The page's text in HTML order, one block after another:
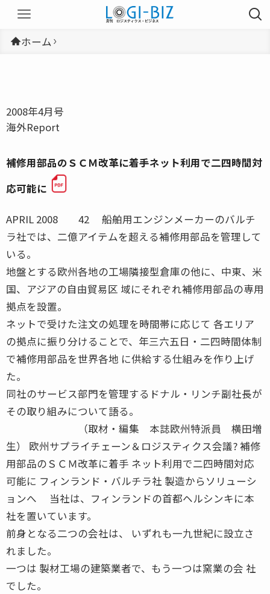
ホーム
2008年4月号
海外Report
補修用部品のＳＣＭ改革に着手ネット利用で二四時間対
応可能に
APRIL 2008 42 船舶用エンジンメーカーのバルチ
ラ社では、二億アイテムを超える補修用部品を管理して
いる。
地盤とする欧州各地の工場隣接型倉庫の他に、中東、米
国、アジアの自由貿易区 域にそれぞれ補修用部品の専用
拠点を設置。
ネットで受けた注文の処理を時間帯に応じて 各エリア
の拠点に振り分けることで、年三六五日・二四時間体制
で補修用部品を世界各地 に供給する仕組みを作り上げ
た。
同社のサービス部門を管理するドナル・リンチ副社長が
その取り組みについて語る。
（取材・編集 本誌欧州特派員 横田増
生） 欧州サプライチェーン＆ロジスティクス会議? 補修
用部品のＳＣＭ改革に着手 ネット利用で二四時間対応
可能に フィンランド・バルチラ社 製造からソリューシ
ョンへ 当社は、フィンランドの首都ヘルシンキに本
社を置いています。
前身となる二つの会社は、 いずれも一九世紀に設立さ
れました。
一つは 製材工場の建築業者で、もう一つは窯業の会 社
でした。